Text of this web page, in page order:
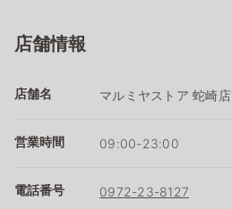
店舗情報
店舗名 マルミヤストア 蛇崎店
営業時間 09:00-23:00
電話番号 0972-23-8127